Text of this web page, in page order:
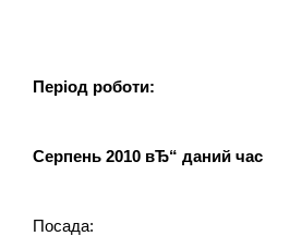
Період роботи:
Серпень 2010 вЂ“ даний час
Посада: